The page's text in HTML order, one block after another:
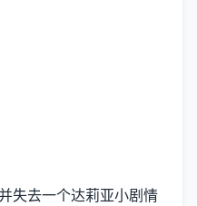
失去一个达莉亚小剧情